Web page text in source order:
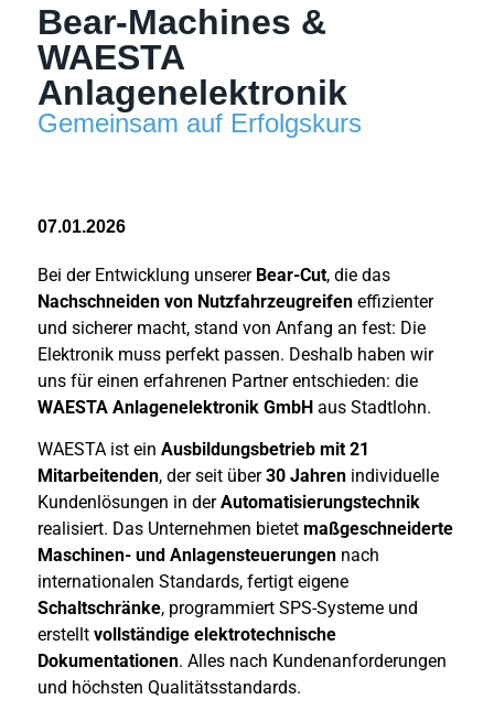
Bear-Machines &
WAESTA
Anlagenelektronik
Gemeinsam auf Erfolgskurs
07.01.2026
Bei der Entwicklung unserer Bear-Cut, die das
Nachschneiden von Nutzfahrzeugreifeneffizienter
und sicherer macht, stand von Anfang an fest: Die
Elektronik muss perfekt passen. Deshalb haben wir
uns für einen erfahrenen Partner entschieden: die
WAESTA Anlagenelektronik GmbHaus Stadtlohn.
WAESTA ist ein Ausbildungsbetrieb mit 21
Mitarbeitenden, der seit über30 Jahrenindividuelle
Kundenlösungen in derAutomatisierungstechnik
realisiert. Das Unternehmen bietet maßgeschneiderte
Maschinen- und Anlagensteuerungennach
internationalen Standards, fertigt eigene
Schaltschränke, programmiert SPS-Systeme und
erstellt vollständige elektrotechnische
Dokumentationen. Alles nach Kundenanforderungen
und höchsten Qualitätsstandards.